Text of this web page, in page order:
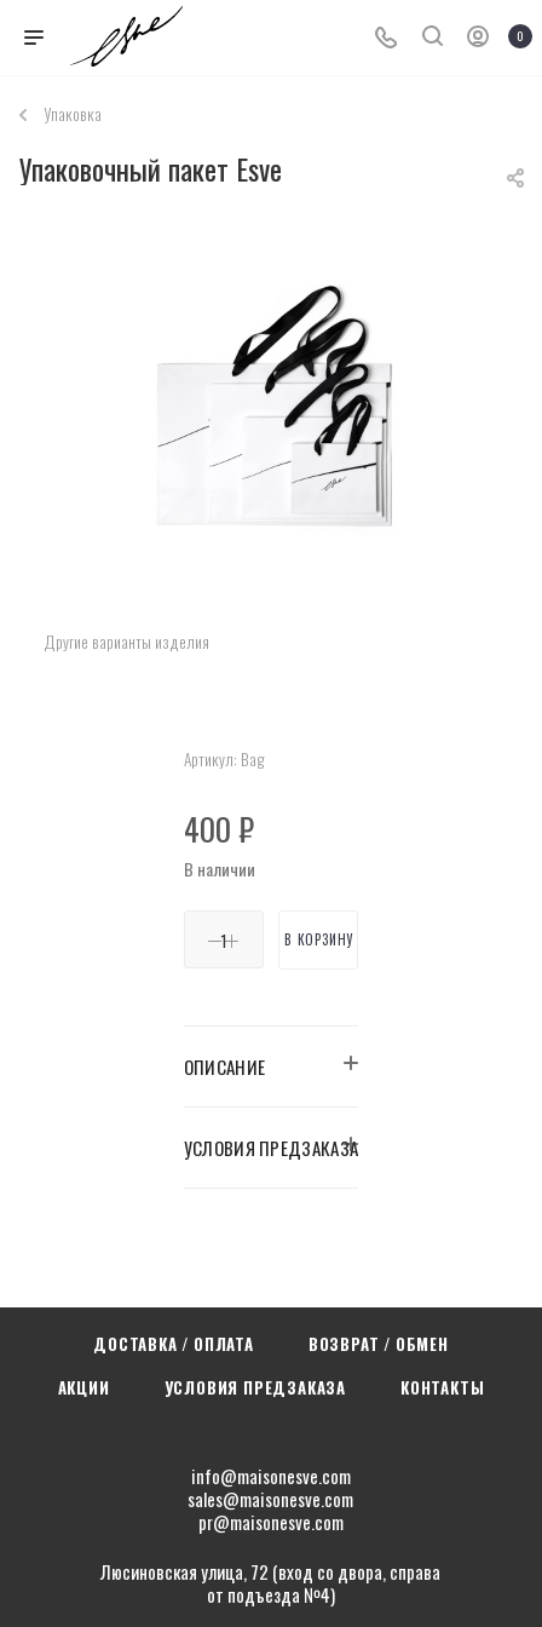
0
Упаковка
Упаковочный пакет Esve
Другие варианты изделия
Артикул: Bag
400₽
В наличии
В КОРЗИНУ
ОПИСАНИЕ
УСЛОВИЯ ПРЕДЗАКАЗА
ДОСТАВКА / ОПЛАТА
ВОЗВРАТ / ОБМЕН
АКЦИИ
УСЛОВИЯ ПРЕДЗАКАЗА КОНТАКТЫ
info@maisonesve.com
sales@maisonesve.com
pr@maisonesve.com
Люсиновская улица, 72 (вход со двора, справа
от подъезда №4)